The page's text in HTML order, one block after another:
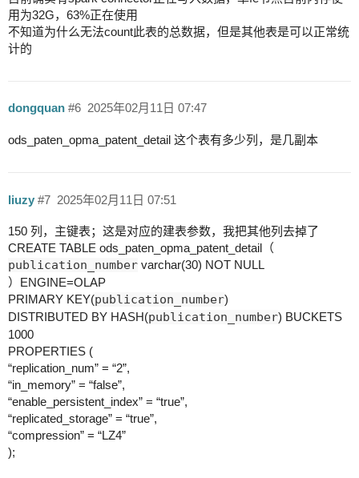
用为32G，63%正在使用
不知道为什么无法count此表的总数据，但是其他表是可以正常统
计的
dongquan 2025年02月11日 07:47
#6
ods_paten_opma_patent_detail 这个表有多少列，是几副本
liuzy 2025年02月11日 07:51
#7
150 列，主键表；这是对应的建表参数，我把其他列去掉了
CREATE TABLE ods_paten_opma_patent_detail（
publication_number varchar(30) NOT NULL
）ENGINE=OLAP
PRIMARY KEY(publication_number)
DISTRIBUTED BY HASH(publication_number) BUCKETS
1000
PROPERTIES (
“replication_num” = “2”,
“in_memory” = “false”,
“enable_persistent_index” = “true”,
“replicated_storage” = “true”,
“compression” = “LZ4”
);